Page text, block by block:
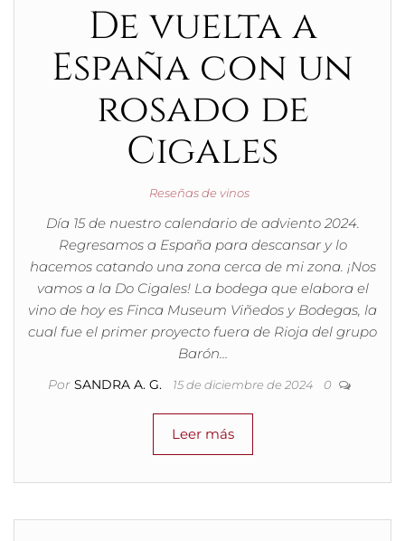
De vuelta a
España con un
rosado de
Cigales
Reseñas de vinos
Día 15 de nuestro calendario de adviento 2024.
Regresamos a España para descansar y lo
hacemos catando una zona cerca de mi zona. ¡Nos
vamos a la Do Cigales! La bodega que elabora el
vino de hoy es Finca Museum Viñedos y Bodegas, la
cual fue el primer proyecto fuera de Rioja del grupo
Barón…
Por SANDRA A. G. 15 de diciembre de 2024 0
Leer más